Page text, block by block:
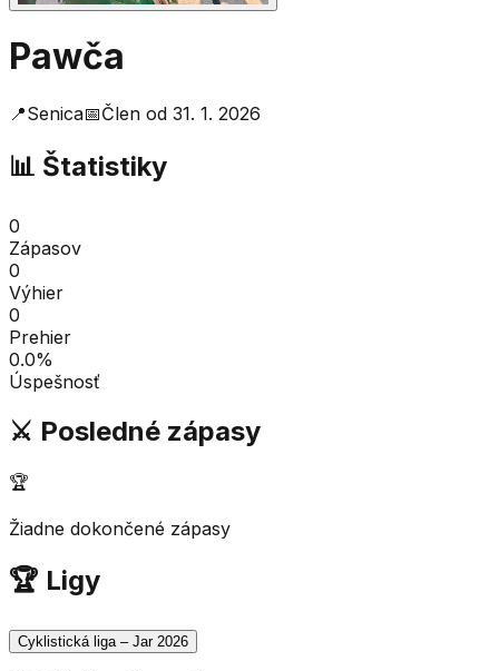
Pawča
📍Senica📅Člen od 31. 1. 2026
📊 Štatistiky
0
Zápasov
0
Výhier
0
Prehier
0.0%
Úspešnosť
⚔️ Posledné zápasy
🏆
Žiadne dokončené zápasy
🏆 Ligy
Cyklistická liga – Jar 2026